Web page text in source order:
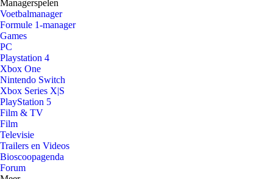
Managerspelen
Voetbalmanager
Formule 1-manager
Games
PC
Playstation 4
Xbox One
Nintendo Switch
Xbox Series X|S
PlayStation 5
Film & TV
Film
Televisie
Trailers en Videos
Bioscoopagenda
Forum